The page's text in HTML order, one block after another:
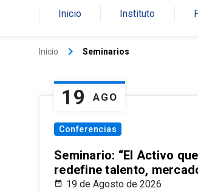
Inicio Instituto
Inicio keyboard_arrow_right Seminarios
19 AGO
Conferencias
Seminario: “El Activo
redefine talento,
19 de Agosto de 2026